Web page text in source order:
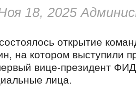
18, 2025
открытие
на котором выступили
вице-президент
лица.